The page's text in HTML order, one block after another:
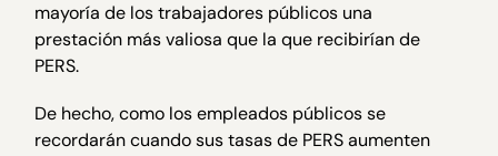
mayoría de los trabajadores públicos una
prestación más valiosa que la que recibirían de
PERS.
De hecho, como los empleados públicos se
recordarán cuando sus tasas de PERS aumenten